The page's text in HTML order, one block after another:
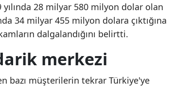
28 milyar 580 milyon dolar olan
34 milyar 455 milyon dolara çıktığına
dalgalandığını belirtti.
merkezi
bazı müşterilerin tekrar Türkiye'ye